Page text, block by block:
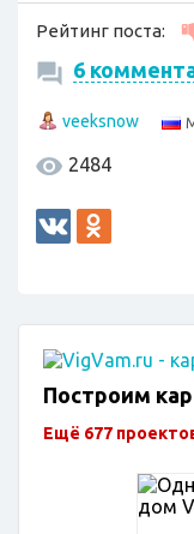
Рейтинг поста:
6
veeksnow
2484
Построим
Ещё 677